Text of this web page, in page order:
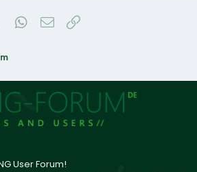
Tumblr WhatsApp
E-Mail
User Forum!